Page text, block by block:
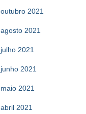
outubro 2021
agosto 2021
julho 2021
junho 2021
maio 2021
abril 2021